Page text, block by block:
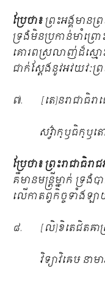
ប្រែថា៖ព្រះអង្គមាន
ទ្រង់មិនប្រកាន់មាំព្រ
គោរពស្រលាញ់ដ៏ស្មោ
ជាក់ស្ដែងនូវអវយវៈព្
៧. [តេ]នរាជា
សវ៌្វាក្ឫធិក្ឫ
ប្រែថា៖ព្រះរាជាធិរាជ
គឺមានមន្ត្រីម្នាក់ ទ្រង់ប
លើកាតព្វកិច្ចទាំងឡ
៨. [លិ]ខិតេជិតឝ
វិទ្យាវិឝេឞ ន